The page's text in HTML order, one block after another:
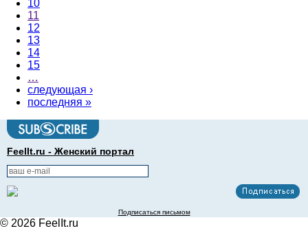
10
11
12
13
14
15
…
следующая ›
последняя »
FeelIt.ru - Женский портал
Подписаться письмом
© 2026 FeelIt.ru